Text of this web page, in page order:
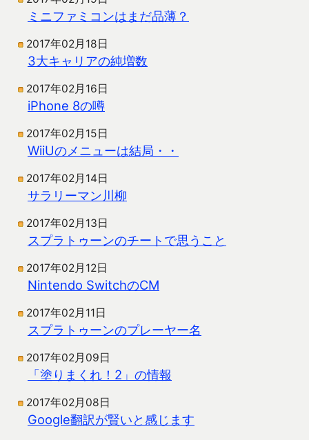
ミニファミコンはまだ品薄？
2017年02月18日
3大キャリアの純増数
2017年02月16日
iPhone 8の噂
2017年02月15日
WiiUのメニューは結局・・
2017年02月14日
サラリーマン川柳
2017年02月13日
スプラトゥーンのチートで思うこと
2017年02月12日
Nintendo SwitchのCM
2017年02月11日
スプラトゥーンのプレーヤー名
2017年02月09日
「塗りまくれ！2」の情報
2017年02月08日
Google翻訳が賢いと感じます